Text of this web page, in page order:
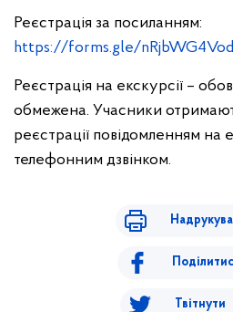
Реєстрація за посиланням:
https://forms.gle/
Реєстрація на екскурсії –
обмежена. Учасники
реєстрації повідомленням на
телефонним дзвінком.
Твітнути